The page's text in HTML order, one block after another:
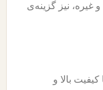
غیره، نیز گزینه‌ی
بالا و